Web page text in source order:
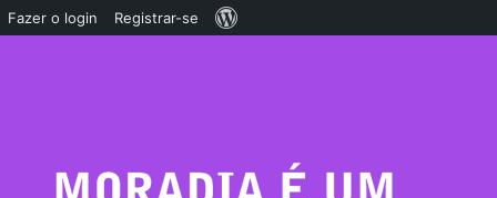
Fazer o login Registrar-se